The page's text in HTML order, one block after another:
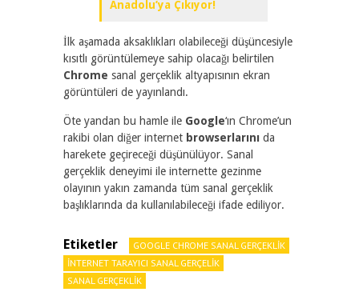
Anadolu’ya Çıkıyor!
İlk aşamada aksaklıkları olabileceği düşüncesiyle
kısıtlı görüntülemeye sahip olacağı belirtilen
Chrome sanal gerçeklik altyapısının ekran
görüntüleri de yayınlandı.
Öte yandan bu hamle ile Google‘ın Chrome’un
rakibi olan diğer internet browserlarını da
harekete geçireceği düşünülüyor. Sanal
gerçeklik deneyimi ile internette gezinme
olayının yakın zamanda tüm sanal gerçeklik
başlıklarında da kullanılabileceği ifade ediliyor.
Etiketler
GOOGLE CHROME SANAL GERÇEKLIK
INTERNET TARAYICI SANAL GERÇELIK
SANAL GERÇEKLIK